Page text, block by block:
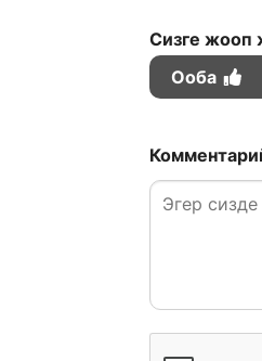
Сизге жооп
Ооба